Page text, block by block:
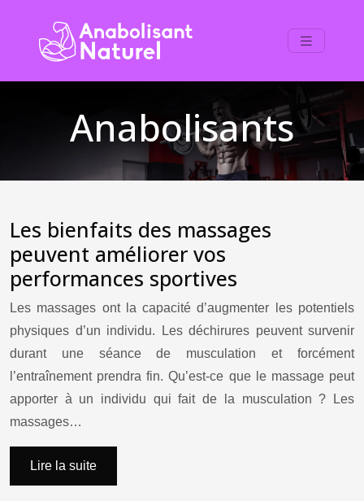
Anabolisants
Les bienfaits des massages
peuvent améliorer vos
performances sportives
Les massages ont la capacité d’augmenter les potentiels
physiques d’un individu. Les déchirures peuvent survenir
durant une séance de musculation et forcément
l’entraînement prendra fin. Qu’est-ce que le massage peut
apporter à un individu qui fait de la musculation ? Les
massages…
Lire la suite